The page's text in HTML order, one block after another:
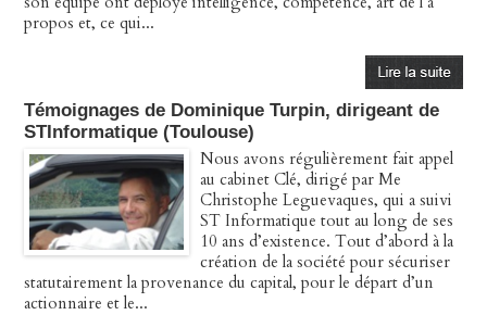
propos et, ce qui...
Témoignages de Dominique Turpin, dirigeant de
STInformatique (Toulouse)
Nous avons régulièrement fait appel
au cabinet Clé, dirigé par Me
Christophe Leguevaques, qui a suivi
ST Informatique tout au long de ses
10 ans d’existence. Tout d’abord à la
création de la société pour sécuriser
statutairement la provenance du capital, pour le départ d’un
actionnaire et le...